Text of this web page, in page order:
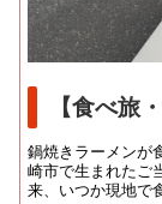
【食べ旅
鍋焼きラーメンが
崎市で生まれたご
来、いつか現地で